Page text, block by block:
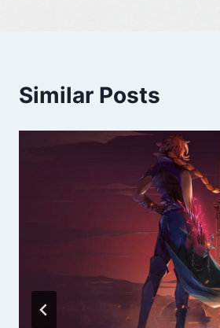
Similar Posts